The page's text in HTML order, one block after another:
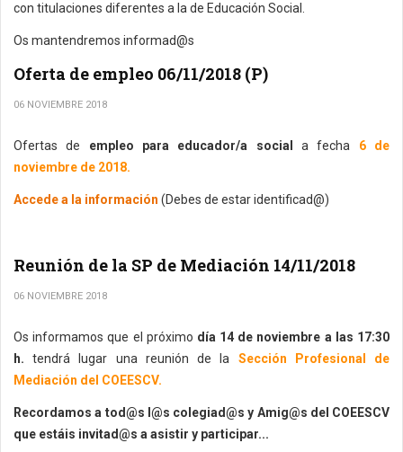
con titulaciones diferentes a la de Educación Social.
Os mantendremos informad@s
Oferta de empleo 06/11/2018 (P)
06 NOVIEMBRE 2018
Ofertas de empleo para educador/a sociala fecha 6 de
noviembre de 2018.
Accede a la información (Debes de estar identificad@)
Reunión de la SP de Mediación 14/11/2018
06 NOVIEMBRE 2018
Os informamos que el próximo día 14 de noviembre a las 17:30
h. tendrá lugar una reunión de la Sección Profesional de
Mediación del COEESCV.
Recordamos a tod@s l@s colegiad@s y Amig@s del COEESCV
que estáis invitad@s a asistir y participar...